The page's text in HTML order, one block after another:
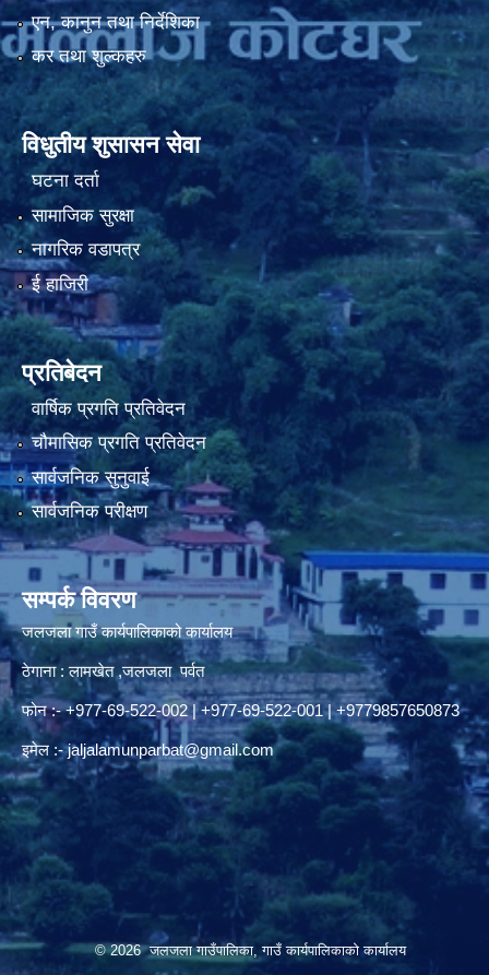
नियमित खाेप केन्द्र विवरण
एन, कानुन तथा निर्देशिका
कर तथा शुल्कहरु
विधुतीय शुसासन सेवा
घटना दर्ता
सामाजिक सुरक्षा
नागरिक वडापत्र
ई हाजिरी
प्रतिबेदन
वार्षिक प्रगति प्रतिवेदन
चौमासिक प्रगति प्रतिवेदन
सार्वजनिक सुनुवाई
सार्वजनिक परीक्षण
सम्पर्क विवरण
जलजला गाउँ कार्यपालिकाको कार्यालय
ठेगाना : लामखेत ,जलजला पर्वत
फोन :- +977-69-522-002 | +977-69-522-001 | +9779857650873
इमेल :-jaljalamunparbat@gmail.com
© 2026 जलजला गाउँपालिका, गाउँ कार्यपालिकाको कार्यालय